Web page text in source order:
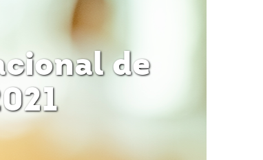
de